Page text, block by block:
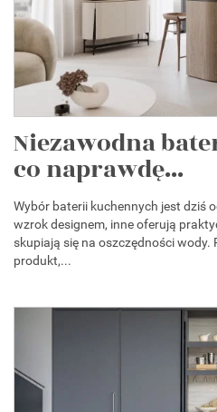
Niezawodna
co naprawdę...
Wybór baterii kuchennych jest dziś
wzrok designem, inne oferują
skupiają się na oszczędności wody.
produkt,...